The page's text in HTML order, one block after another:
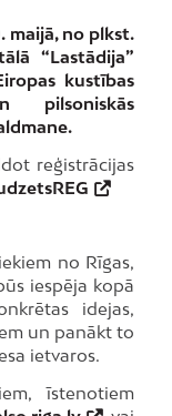
maijā, no plkst.
“Lastādija”
kustības
pilsoniskās
reģistrācijas
no Rīgas,
iespēja kopā
idejas,
un panākt to
ietvaros.
īstenotiem